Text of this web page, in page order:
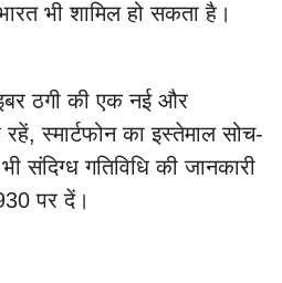
भी शामिल हो सकता है।
ठगी की एक नई और
स्मार्टफोन का इस्तेमाल सोच-
गतिविधि की जानकारी
पर दें।